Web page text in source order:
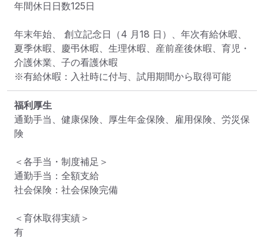
年間休日日数125日
年末年始、 創立記念日（4 月18 日）、年次有給休暇、
夏季休暇、慶弔休暇、生理休暇、産前産後休暇、育児・
介護休業、子の看護休暇
※有給休暇：入社時に付与、試用期間から取得可能
福利厚生
通勤手当、健康保険、厚生年金保険、雇用保険、労災保
険
＜各手当・制度補足＞
通勤手当：全額支給
社会保険：社会保険完備
＜育休取得実績＞
有